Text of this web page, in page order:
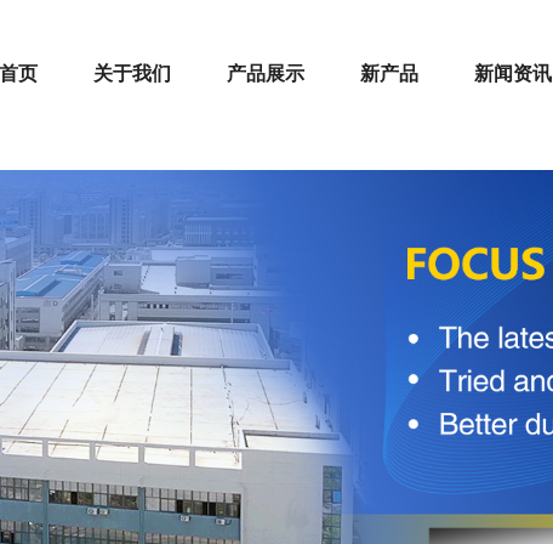
页 关于我们 产品展示 新产品 新闻资讯